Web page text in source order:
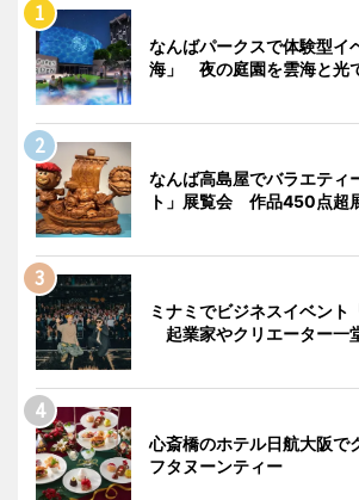
なんばパークスで体験型イ
海」 夜の庭園を雲海と光
なんば高島屋でバラエティ
ト」展覧会 作品450点超
ミナミでビジネスイベント
起業家やクリエーター一
心斎橋のホテル日航大阪で
フタヌーンティー